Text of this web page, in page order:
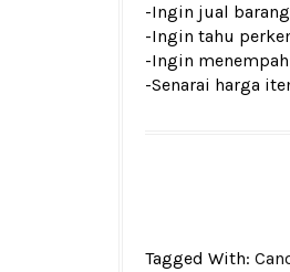
-Ingin jual
-Ingin tahu
-Ingin
-Senarai harga
Tagged With: